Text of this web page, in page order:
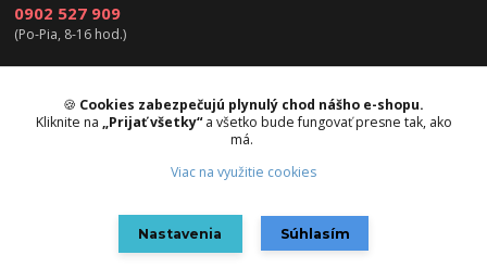
0902 527 909
(Po-Pia, 8-16 hod.)
info@instamat.sk
🍪 Cookies zabezpečujú plynulý chod nášho e-shopu.
Kliknite na „Prijať všetky“a všetko bude fungovať presne tak, ako
má.
Viac na využitie cookies
Nastavenia Súhlasím